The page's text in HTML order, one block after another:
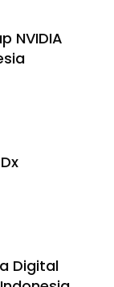
NVIDIA
Digital